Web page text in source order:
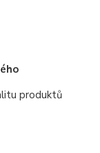
produktů